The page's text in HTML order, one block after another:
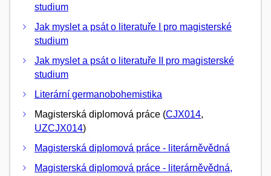
studium
Jak myslet a psát o literatuře I pro magisterské
studium
Jak myslet a psát o literatuře II pro magisterské
studium
Literární germanobohemistika
Magisterská diplomová práce (CJX014,
UZCJX014)
Magisterská diplomová práce - literárněvědná
Magisterská diplomová práce - literárněvědná,